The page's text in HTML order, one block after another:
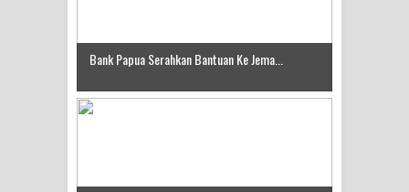
Mechanized Rice Expansion
Bank Papua Serahkan Bantuan Ke Jema...